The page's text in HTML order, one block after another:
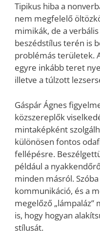
Tipikus hiba a
nem megfelelő
mimikák, de a
beszédstílus terén is
problémás területek.
egyre inkább teret
illetve a túlzott
Gáspár Ágnes
közszereplők
mintaképként
különösen fontos
fellépésre.
például a
minden másról.
kommunikáció, és a
megelőző „lámpaláz”
is, hogy hogyan
stílusát.